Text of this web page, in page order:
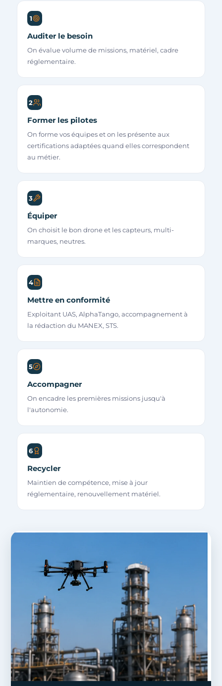
1
Auditer le besoin
On évalue volume de missions, matériel, cadre
réglementaire.
2
Former les pilotes
On forme vos équipes et on les présente aux
certifications adaptées quand elles correspondent
au métier.
3
Équiper
On choisit le bon drone et les capteurs, multi-
marques, neutres.
4
Mettre en conformité
Exploitant UAS, AlphaTango, accompagnement à
la rédaction du MANEX, STS.
5
Accompagner
On encadre les premières missions jusqu'à
l'autonomie.
6
Recycler
Maintien de compétence, mise à jour
réglementaire, renouvellement matériel.